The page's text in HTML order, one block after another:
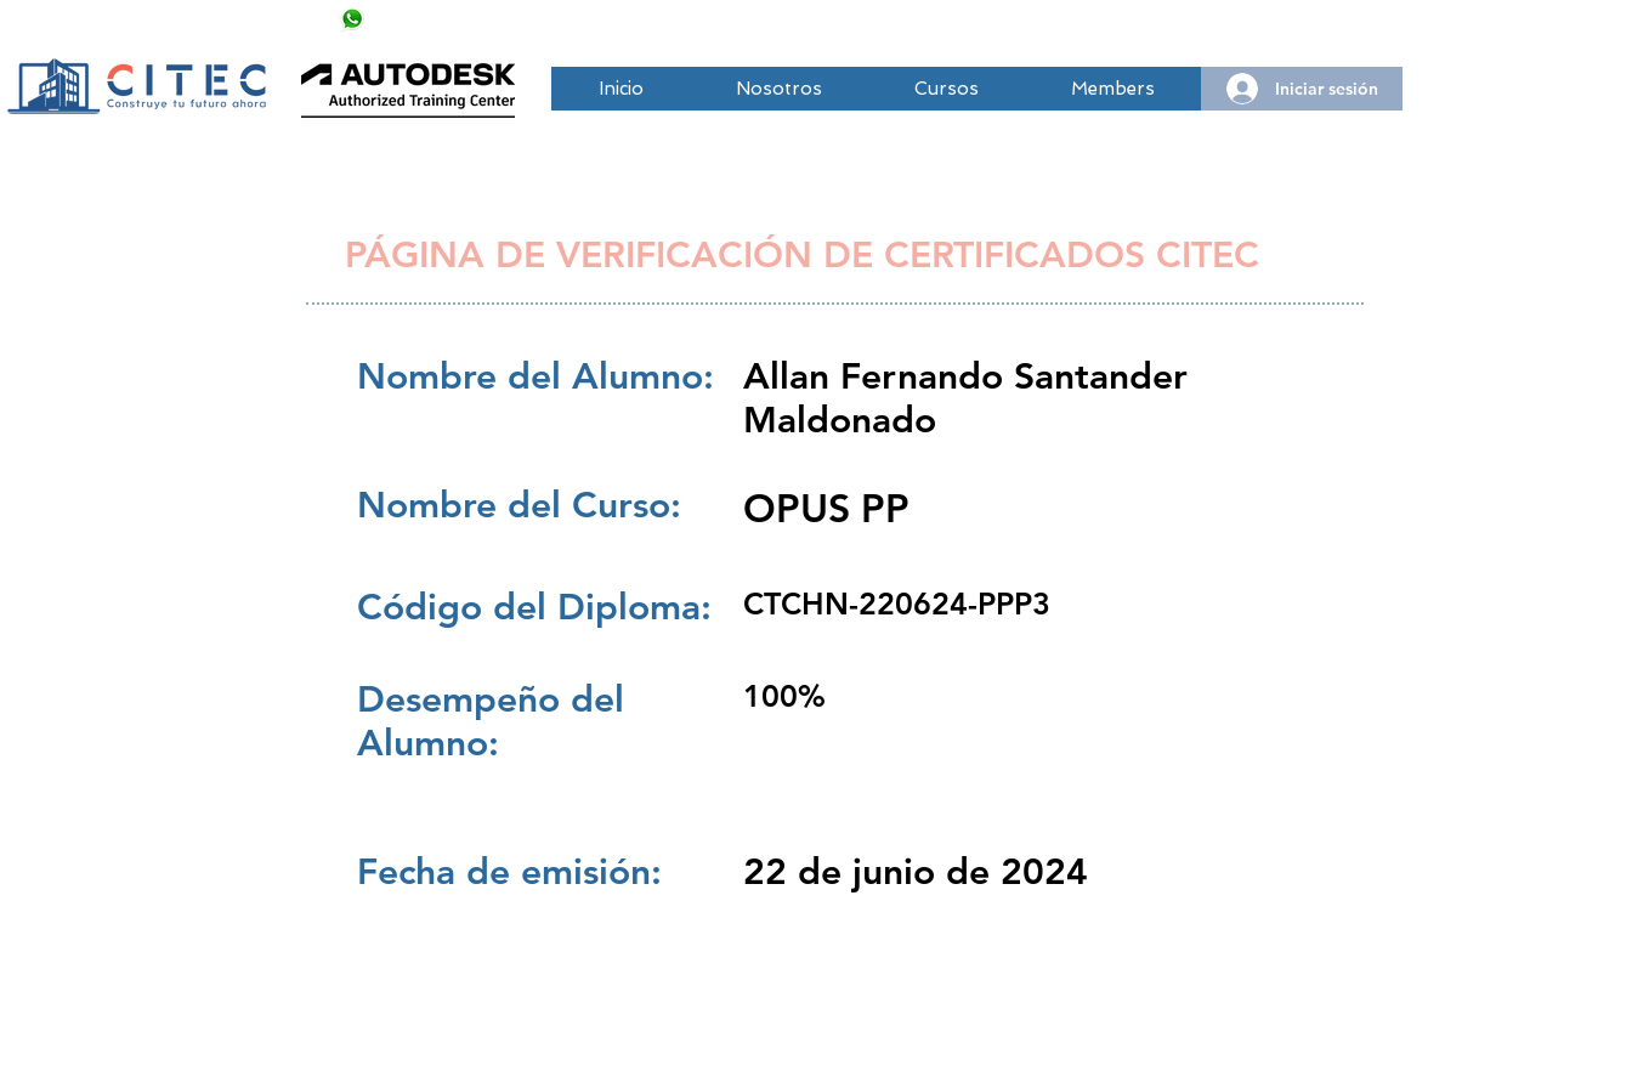
Inicio Nosotros Cursos Members Iniciar sesión
PÁGINA DE VERIFICACIÓN DE CERTIFICADOS CITEC
Nombre del Alumno:
Allan Fernando Santander
Maldonado
Nombre del Curso:
OPUS PP
Código del Diploma: CTCHN-220624-PPP3
Desempeño del
Alumno:
100%
Fecha de emisión: 22 de junio de 2024